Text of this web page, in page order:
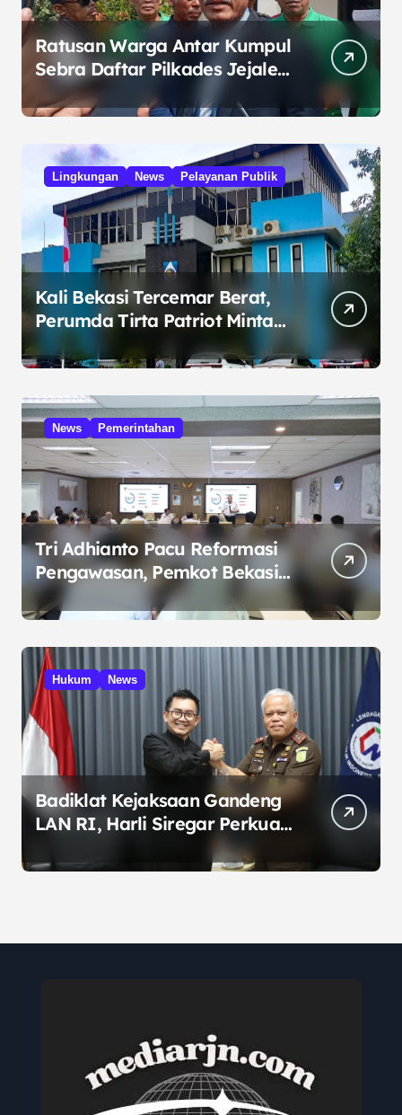
Ratusan Warga Antar Kumpul
Sebra Daftar Pilkades Jejalen
Jaya, Serukan Pemilu Damai
Lingkungan News Pelayanan Publik
Kali Bekasi Tercemar Berat,
Perumda Tirta Patriot Minta
Maaf atas Penurunan Kualitas
Air
News Pemerintahan
Tri Adhianto Pacu Reformasi
Pengawasan, Pemkot Bekasi
Targetkan Skor MCSP KPK
Naik
Hukum News
Badiklat Kejaksaan Gandeng
LAN RI, Harli Siregar Perkuat
SDM Penegak Hukum